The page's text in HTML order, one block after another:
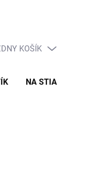
NÁKUPNÝ
KOŠÍK
NA STIAHNUTIE